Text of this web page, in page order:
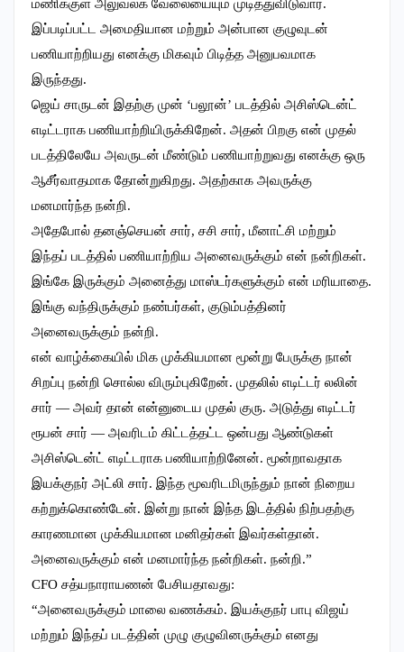
மணிக்குள் அலுவலக வேலையையும் முடித்துவிடுவார்.
இப்படிப்பட்ட அமைதியான மற்றும் அன்பான குழுவுடன்
பணியாற்றியது எனக்கு மிகவும் பிடித்த அனுபவமாக
இருந்தது.
ஜெய் சாருடன் இதற்கு முன் ‘பலூன்’ படத்தில் அசிஸ்டென்ட்
எடிட்டராக பணியாற்றியிருக்கிறேன். அதன் பிறகு என் முதல்
படத்திலேயே அவருடன் மீண்டும் பணியாற்றுவது எனக்கு ஒரு
ஆசீர்வாதமாக தோன்றுகிறது. அதற்காக அவருக்கு
மனமார்ந்த நன்றி.
அதேபோல் தனஞ்செயன் சார், சசி சார், மீனாட்சி மற்றும்
இந்தப் படத்தில் பணியாற்றிய அனைவருக்கும் என் நன்றிகள்.
இங்கே இருக்கும் அனைத்து மாஸ்டர்களுக்கும் என் மரியாதை.
இங்கு வந்திருக்கும் நண்பர்கள், குடும்பத்தினர்
அனைவருக்கும் நன்றி.
என் வாழ்க்கையில் மிக முக்கியமான மூன்று பேருக்கு நான்
சிறப்பு நன்றி சொல்ல விரும்புகிறேன். முதலில் எடிட்டர் லலின்
சார் — அவர் தான் என்னுடைய முதல் குரு. அடுத்து எடிட்டர்
ரூபன் சார் — அவரிடம் கிட்டத்தட்ட ஒன்பது ஆண்டுகள்
அசிஸ்டென்ட் எடிட்டராக பணியாற்றினேன். மூன்றாவதாக
இயக்குநர் அட்லி சார். இந்த மூவரிடமிருந்தும் நான் நிறைய
கற்றுக்கொண்டேன். இன்று நான் இந்த இடத்தில் நிற்பதற்கு
காரணமான முக்கியமான மனிதர்கள் இவர்கள்தான்.
அனைவருக்கும் என் மனமார்ந்த நன்றிகள். நன்றி.”
CFO சத்யநாராயணன் பேசியதாவது:
“அனைவருக்கும் மாலை வணக்கம். இயக்குநர் பாபு விஜய்
மற்றும் இந்தப் படத்தின் முழு குழுவினருக்கும் எனது